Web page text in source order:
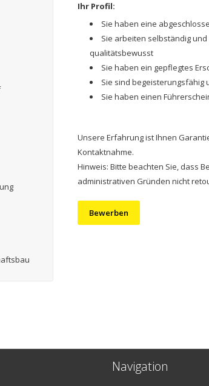
Ihr Profil:
Sie haben eine
Sie arbeiten selbständig
qualitätsbewusst
Sie haben ein gepflegtes
Sie sind begeisterungsfähig
Sie haben einen
Unsere Erfahrung ist Ihnen
Kontaktnahme.
Hinweis: Bitte beachten Sie, dass
administrativen Gründen nicht
Bewerben
Navigation